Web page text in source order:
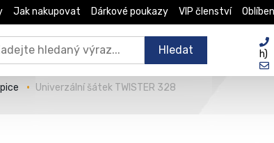
Jak nakupovat Dárkové poukazy VIP členství
Hledat
h)
Univerzální šátek TWISTER 328